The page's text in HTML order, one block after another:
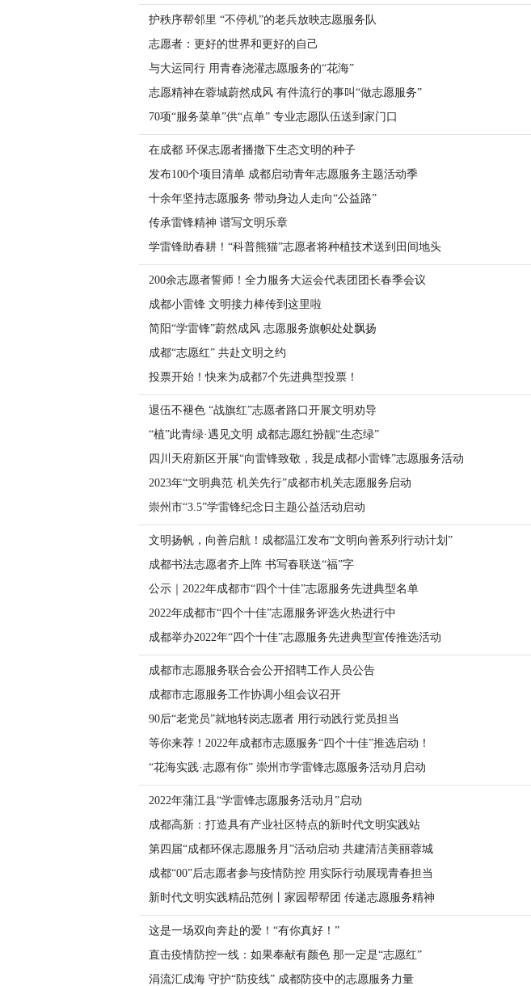
护秩序帮邻里 “不停机”的老兵放映志愿服务队
志愿者：更好的世界和更好的自己
与大运同行 用青春浇灌志愿服务的“花海”
志愿精神在蓉城蔚然成风 有件流行的事叫“做志愿服务”
70项“服务菜单”供“点单” 专业志愿队伍送到家门口
在成都 环保志愿者播撒下生态文明的种子
发布100个项目清单 成都启动青年志愿服务主题活动季
十余年坚持志愿服务 带动身边人走向“公益路”
传承雷锋精神 谱写文明乐章
学雷锋助春耕！“科普熊猫”志愿者将种植技术送到田间地头
200余志愿者誓师！全力服务大运会代表团团长春季会议
成都小雷锋 文明接力棒传到这里啦
简阳“学雷锋”蔚然成风 志愿服务旗帜处处飘扬
成都“志愿红” 共赴文明之约
投票开始！快来为成都7个先进典型投票！
退伍不褪色 “战旗红”志愿者路口开展文明劝导
“植”此青绿·遇见文明 成都志愿红扮靓“生态绿”
四川天府新区开展“向雷锋致敬，我是成都小雷锋”志愿服务活动
2023年“文明典范·机关先行”成都市机关志愿服务启动
崇州市“3.5”学雷锋纪念日主题公益活动启动
文明扬帆，向善启航！成都温江发布“文明向善系列行动计划”
成都书法志愿者齐上阵 书写春联送“福”字
公示｜2022年成都市“四个十佳”志愿服务先进典型名单
2022年成都市“四个十佳”志愿服务评选火热进行中
成都举办2022年“四个十佳”志愿服务先进典型宣传推选活动
成都市志愿服务联合会公开招聘工作人员公告
成都市志愿服务工作协调小组会议召开
90后“老党员”就地转岗志愿者 用行动践行党员担当
等你来荐！2022年成都市志愿服务“四个十佳”推选启动！
“花海实践·志愿有你” 崇州市学雷锋志愿服务活动月启动
2022年蒲江县“学雷锋志愿服务活动月”启动
成都高新：打造具有产业社区特点的新时代文明实践站
第四届“成都环保志愿服务月”活动启动 共建清洁美丽蓉城
成都“00”后志愿者参与疫情防控 用实际行动展现青春担当
新时代文明实践精品范例丨家园帮帮团 传递志愿服务精神
这是一场双向奔赴的爱！“有你真好！”
直击疫情防控一线：如果奉献有颜色 那一定是“志愿红”
涓流汇成海 守护“防疫线” 成都防疫中的志愿服务力量